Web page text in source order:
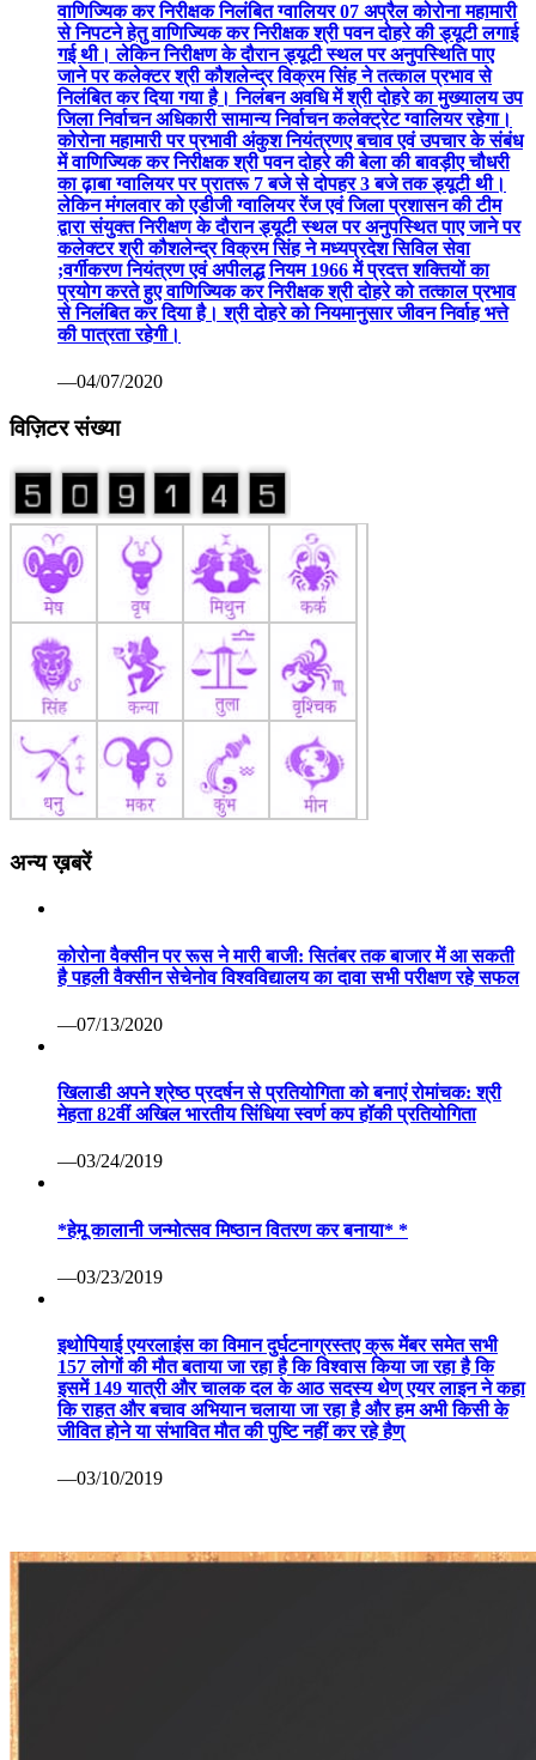
वाणिज्यिक कर निरीक्षक निलंबित ग्वालियर 07 अप्रैल कोरोना महामारी
से निपटने हेतु वाणिज्यिक कर निरीक्षक श्री पवन दोहरे की ड्यूटी लगाई
गई थी। लेकिन निरीक्षण के दौरान ड्यूटी स्थल पर अनुपस्थिति पाए
जाने पर कलेक्टर श्री कौशलेन्द्र विक्रम सिंह ने तत्काल प्रभाव से
निलंबित कर दिया गया है। निलंबन अवधि में श्री दोहरे का मुख्यालय उप
जिला निर्वाचन अधिकारी सामान्य निर्वाचन कलेक्ट्रेट ग्वालियर रहेगा।
कोरोना महामारी पर प्रभावी अंकुश नियंत्रणए बचाव एवं उपचार के संबंध
में वाणिज्यिक कर निरीक्षक श्री पवन दोहरे की बेला की बावड़ीए चौधरी
का ढ़ाबा ग्वालियर पर प्रातरू 7 बजे से दोपहर 3 बजे तक ड्यूटी थी।
लेकिन मंगलवार को एडीजी ग्वालियर रेंज एवं जिला प्रशासन की टीम
द्वारा संयुक्त निरीक्षण के दौरान ड्यूटी स्थल पर अनुपस्थित पाए जाने पर
कलेक्टर श्री कौशलेन्द्र विक्रम सिंह ने मध्यप्रदेश सिविल सेवा
;वर्गीकरण नियंत्रण एवं अपीलद्ध नियम 1966 में प्रदत्त शक्तियों का
प्रयोग करते हुए वाणिज्यिक कर निरीक्षक श्री दोहरे को तत्काल प्रभाव
से निलंबित कर दिया है। श्री दोहरे को नियमानुसार जीवन निर्वाह भत्ते
की पात्रता रहेगी।
—04/07/2020
विज़िटर संख्या
अन्य ख़बरें
कोरोना वैक्सीन पर रूस ने मारी बाजी: सितंबर तक बाजार में आ सकती
है पहली वैक्सीन सेचेनोव विश्वविद्यालय का दावा सभी परीक्षण रहे सफल
—07/13/2020
खिलाडी अपने श्रेष्ठ प्रदर्षन से प्रतियोगिता को बनाएं रोमांचक: श्री
मेहता 82वीं अखिल भारतीय सिंधिया स्वर्ण कप हॉकी प्रतियोगिता
—03/24/2019
*हेमू कालानी जन्मोत्सव मिष्ठान वितरण कर बनाया* *
—03/23/2019
इथोपियाई एयरलाइंस का विमान दुर्घटनाग्रस्तए क्रू मेंबर समेत सभी
157 लोगों की मौत बताया जा रहा है कि विश्वास किया जा रहा है कि
इसमें 149 यात्री और चालक दल के आठ सदस्य थेण् एयर लाइन ने कहा
कि राहत और बचाव अभियान चलाया जा रहा है और हम अभी किसी के
जीवित होने या संभावित मौत की पुष्टि नहीं कर रहे हैण्
—03/10/2019